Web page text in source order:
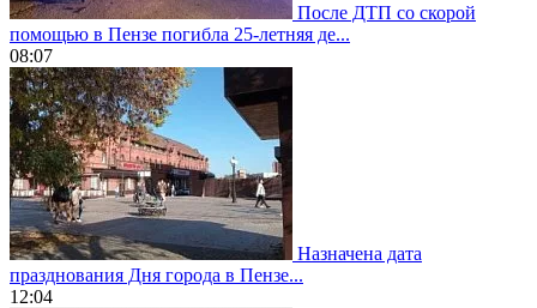
После ДТП со скорой
помощью в Пензе погибла 25-летняя де...
08:07
Назначена дата
празднования Дня города в Пензе...
12:04